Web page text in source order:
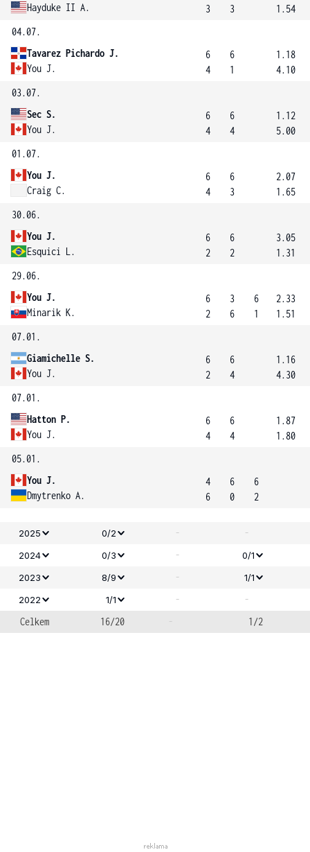
Hayduke II A.
3
3
1.54
04.07.
Tavarez Pichardo J.
You J.
6
4
6
1
1.18
4.10
03.07.
Sec S.
You J.
6
4
6
4
1.12
5.00
01.07.
You J.
Craig C.
6
4
6
3
2.07
1.65
30.06.
You J.
Esquici L.
6
2
6
2
3.05
1.31
29.06.
You J.
Minarik K.
6
2
3
6
6
1
2.33
1.51
07.01.
Giamichelle S.
You J.
6
2
6
4
1.16
4.30
07.01.
Hatton P.
You J.
6
4
6
4
1.87
1.80
05.01.
You J.
Dmytrenko A.
4
6
6
0
6
2
2025 0/2 - -
2024 0/3 -
0/1
2023
8/9 - 1/1
2022
1/1 -
-
Celkem
16/20 - 1/2